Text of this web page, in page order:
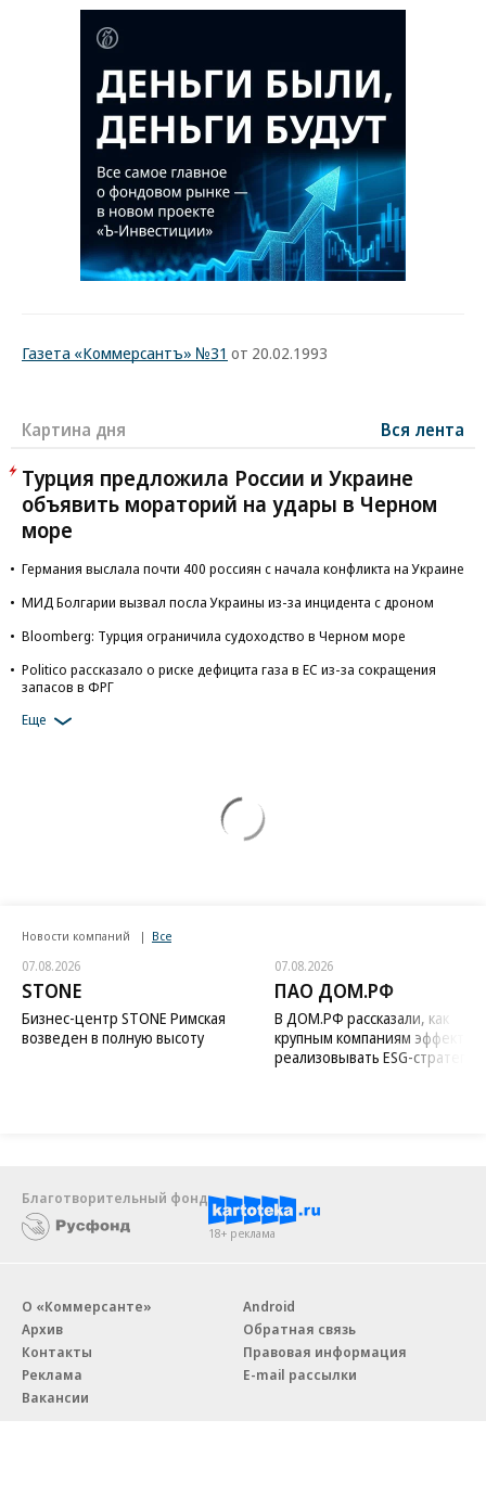
Газета «Коммерсантъ» №31 от 20.02.1993
Картина дня Вся лента
Турция предложила России и Украине
объявить мораторий на удары в Черном
море
Германия выслала почти 400 россиян с начала конфликта на Украине
МИД Болгарии вызвал посла Украины из-за инцидента с дроном
Bloomberg: Турция ограничила судоходство в Черном море
Politico рассказало о риске дефицита газа в ЕС из-за сокращения
запасов в ФРГ
Еще
Новости компаний Все
07.08.2026
STONE
Бизнес-центр STONE Римская
возведен в полную высоту
07.08.2026
ПАО ДОМ.РФ
В ДОМ.РФ рассказали, как
крупным компаниям
реализовывать ESG-стратегию
Благотворительный фонд
18+ реклама
О «Коммерсанте»
Архив
Контакты
Реклама
Вакансии
Android
Обратная связь
Правовая информация
E-mail рассылки